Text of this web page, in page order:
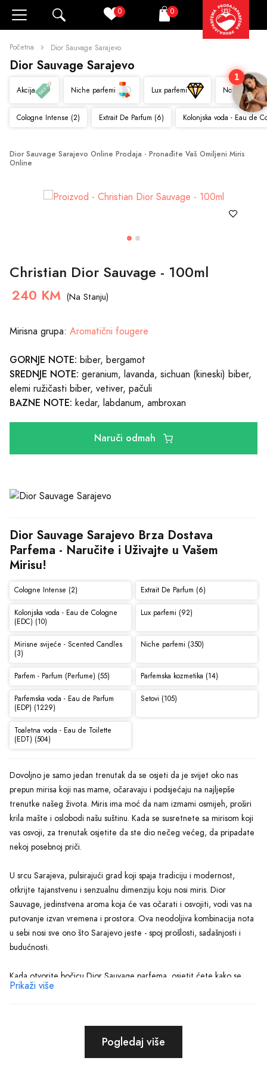
0 Korpa
0
Početna Dior Sauvage Sarajevo
Dior Sauvage Sarajevo
Akcija Niche parfemi Lux parfemi Novo
Cologne Intense (2) Extrait De Parfum (6) Kolonjska voda - Eau de
Dior Sauvage Sarajevo Online Prodaja - Pronađite Vaš Omiljeni Miris
Online
Christian Dior Sauvage - 100ml
240 KM (Na Stanju)
Mirisna grupa: Aromatični fougere
GORNJE NOTE: biber, bergamot
SREDNJE NOTE: geranium, lavanda, sichuan (kineski) biber,
elemi ružičasti biber, vetiver, pačuli
BAZNE NOTE: kedar, labdanum, ambroxan
Naruči odmah
Dior Sauvage Sarajevo Brza Dostava
Parfema - Naručite i Uživajte u Vašem
Mirisu!
Cologne Intense (2) Extrait De Parfum (6)
Kolonjska voda - Eau de Cologne
(EDC) (10)
Lux parfemi (92)
Mirisne svijeće - Scented Candles
(3)
Niche parfemi (350)
Parfem - Parfum (Perfume) (55) Parfemska kozmetika (14)
Parfemska voda - Eau de Parfum
(EDP) (1229)
Setovi (105)
Toaletna voda - Eau de Toilette
(EDT) (504)
Dovoljno je samo jedan trenutak da se osjeti da je svijet oko nas
prepun mirisa koji nas mame, očaravaju i podsjećaju na najljepše
trenutke našeg života. Miris ima moć da nam izmami osmijeh, proširi
krila mašte i oslobodi našu suštinu. Kada se susretnete sa mirisom koji
vas osvoji, za trenutak osjetite da ste dio nečeg većeg, da pripadate
nekoj posebnoj priči.
U srcu Sarajeva, pulsirajući grad koji spaja tradiciju i modernost,
otkrijte tajanstvenu i senzualnu dimenziju koju nosi miris. Dior
Sauvage, jedinstvena aroma koja će vas očarati i osvojiti, vodi vas na
putovanje izvan vremena i prostora. Ova neodoljiva kombinacija nota
u sebi nosi sve ono što Sarajevo jeste - spoj prošlosti, sadašnjosti i
budućnosti.
Kada otvorite bočicu Dior Sauvage parfema, osjetit ćete kako se
svaki atom mirisa otapa na vašoj koži i stvara posebnu harmoniju.
Naša stranica je vaše mjesto gdje se možete prepustiti čarima Dior
Prikaži više
Pogledaj više
1